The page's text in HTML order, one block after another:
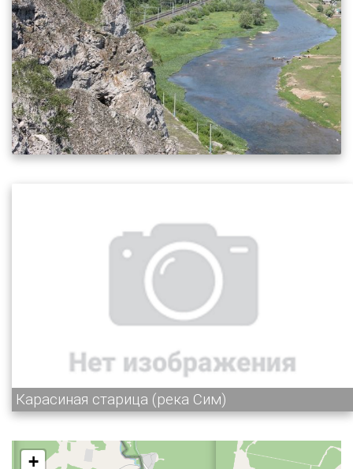
Карасиная старица (река Сим)
+